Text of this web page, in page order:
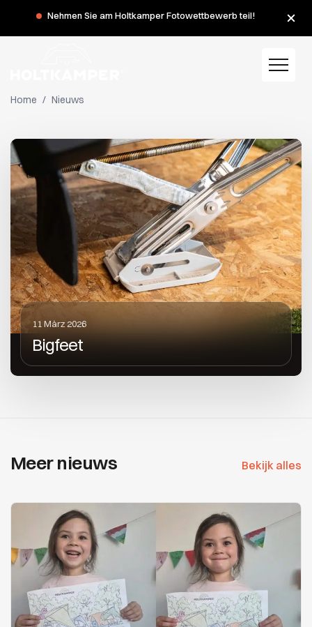
Nehmen Sie am Holtkamper Fotowettbewerb teil!
und 10. August, geschlossen.
Home / Nieuws
11 März 2026
Bigfeet
Meer nieuws Bekijk alles